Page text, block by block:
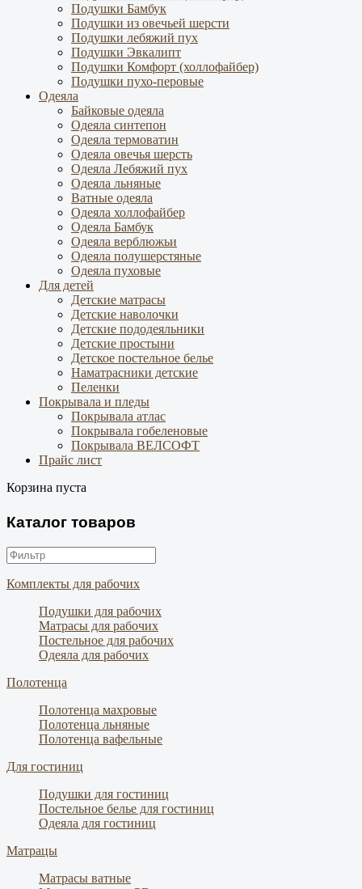
Подушки Бамбук
Подушки из овечьей шерсти
Подушки лебяжий пух
Подушки Эвкалипт
Подушки Комфорт (холлофайбер)
Подушки пухо-перовые
Одеяла
Байковые одеяла
Одеяла синтепон
Одеяла термоватин
Одеяла овечья шерсть
Одеяла Лебяжий пух
Одеяла льняные
Ватные одеяла
Одеяла холлофайбер
Одеяла Бамбук
Одеяла верблюжьи
Одеяла полушерстяные
Одеяла пуховые
Для детей
Детские матрасы
Детские наволочки
Детские пододеяльники
Детские простыни
Детское постельное белье
Наматрасники детские
Пеленки
Покрывала и пледы
Покрывала атлас
Покрывала гобеленовые
Покрывала ВЕЛСОФТ
Прайс лист
Корзина пуста
Каталог товаров
Комплекты для рабочих
Подушки для рабочих
Матрасы для рабочих
Постельное для рабочих
Одеяла для рабочих
Полотенца
Полотенца махровые
Полотенца льняные
Полотенца вафельные
Для гостиниц
Подушки для гостиниц
Постельное белье для гостиниц
Одеяла для гостиниц
Матрацы
Матрасы ватные